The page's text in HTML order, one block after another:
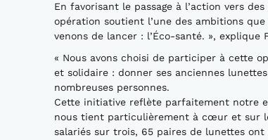
En favorisant le passage à l’action vers
opération soutient l’une des ambitions
venons de lancer : l’Éco-santé. »,
« Nous avons choisi de participer à cette
et solidaire : donner ses anciennes
nombreuses personnes.
Cette initiative reflète parfaitement notre
nous tient particulièrement à cœur et sur
salariés sur trois, 65 paires de lunettes